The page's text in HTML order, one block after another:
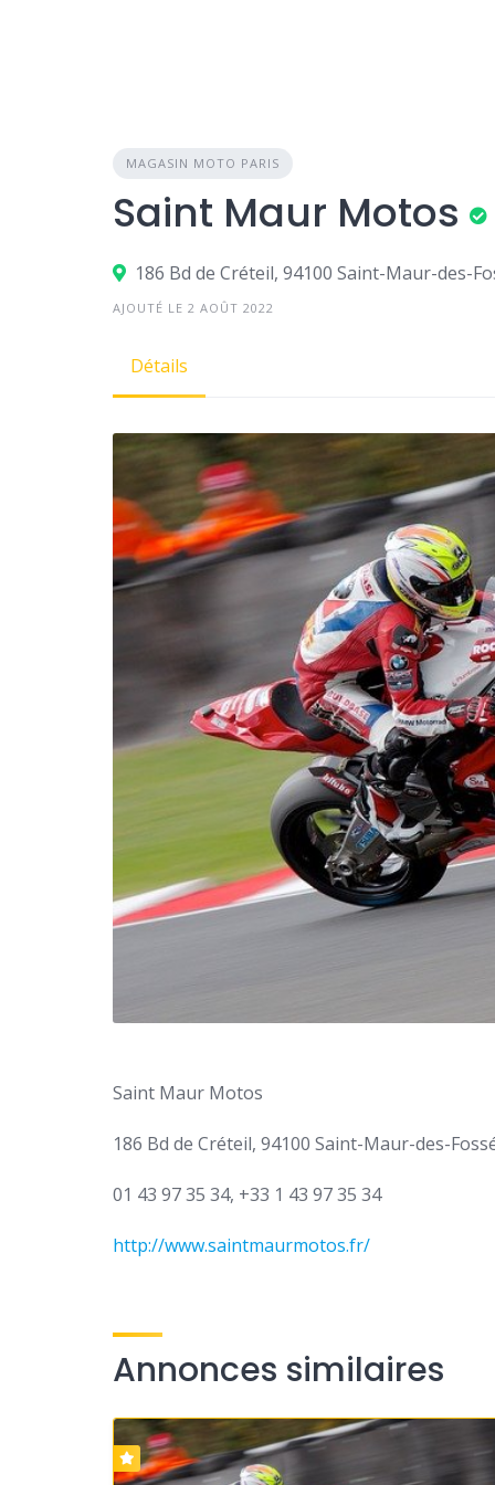
MAGASIN MOTO PARIS
Saint Maur Motos
186 Bd de Créteil, 94100 Saint-Maur-des-
AJOUTÉ LE 2 AOÛT 2022
Détails
Saint Maur Motos
186 Bd de Créteil, 94100 Saint-Maur-des-
01 43 97 35 34, +33 1 43 97 35 34
http://www.saintmaurmotos.fr/
Annonces similaires